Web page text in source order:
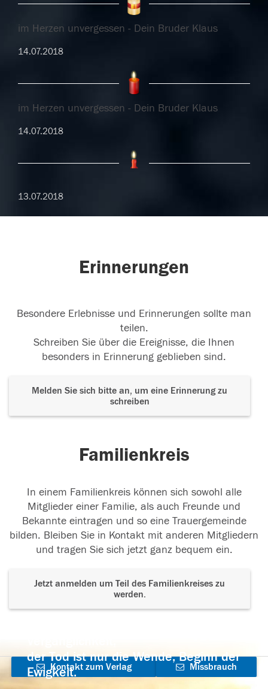
im Herzen unvergessen - Dein Bruder Klaus
14.07.2018
im Herzen unvergessen - Dein Bruder Klaus
14.07.2018
13.07.2018
Erinnerungen
Besondere Erlebnisse und Erinnerungen sollte man
teilen.
Schreiben Sie über die Ereignisse, die Ihnen
besonders in Erinnerung geblieben sind.
Melden Sie sich bitte an, um eine Erinnerung zu
schreiben
Familienkreis
In einem Familienkreis können sich sowohl alle
Mitglieder einer Familie, als auch Freunde und
Bekannte eintragen und so eine Trauergemeinde
bilden. Bleiben Sie in Kontakt mit anderen Mitgliedern
und tragen Sie sich jetzt ganz bequem ein.
Jetzt anmelden um Teil des Familienkreises zu
werden.
der Tod ist nur die Wende, Beginn der
Ewigkeit.
Kontakt zum Verlag
Missbrauch